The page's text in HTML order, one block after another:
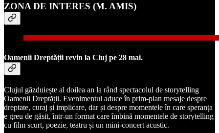
ZONA DE INTERES (M. AMIS)
Oamenii Dreptății revin la Cluj pe 28 mai.
Clujul găzduiește al doilea an la rând spectacolul de storytelling
Oamenii Dreptății. Evenimentul aduce în prim-plan mesaje despre
dreptate, curaj și implicare, dar și despre momentele în care speranța
e greu de găsit, într-un format care îmbină momentele de storytelling
cu film scurt, poezie, teatru și un mini-concert acustic.